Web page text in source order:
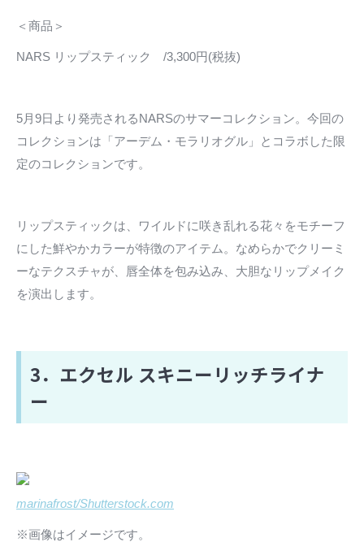
＜商品＞
NARS リップスティック /3,300円(税抜)
5月9日より発売されるNARSのサマーコレクション。今回の
コレクションは「アーデム・モラリオグル」とコラボした限
定のコレクションです。
リップスティックは、ワイルドに咲き乱れる花々をモチーフ
にした鮮やかカラーが特徴のアイテム。なめらかでクリーミ
ーなテクスチャが、唇全体を包み込み、大胆なリップメイク
を演出します。
3．エクセル スキニーリッチライナ
ー
marinafrost/Shutterstock.com
※画像はイメージです。